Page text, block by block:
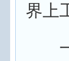
界上
一